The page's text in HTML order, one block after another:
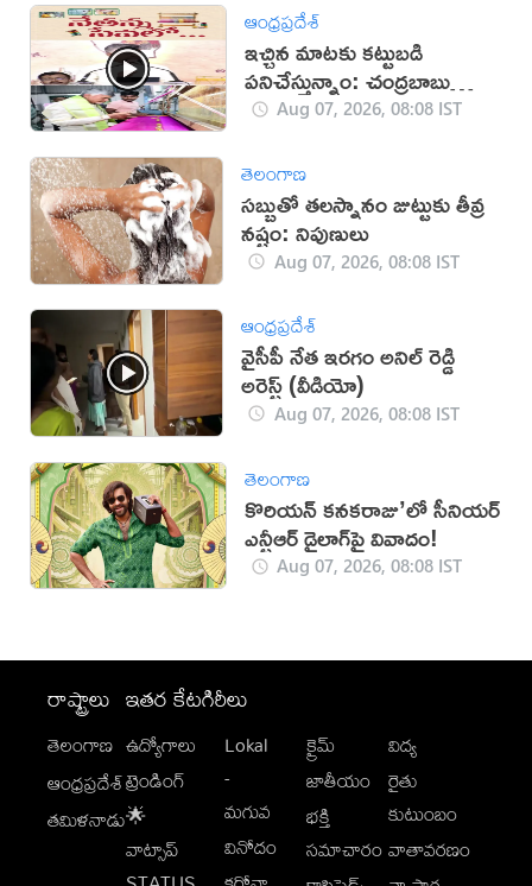
ఆంధ్రప్రదేశ్
ఇచ్చిన మాటకు కట్టుబడి
పనిచేస్తున్నాం: చంద్రబాబు
(వీడియో)
Aug 07, 2026, 08:08 IST
తెలంగాణ
సబ్బుతో తలస్నానం జుట్టుకు తీవ్ర
నష్టం: నిపుణులు
Aug 07, 2026, 08:08 IST
ఆంధ్రప్రదేశ్
వైసీపీ నేత ఇరగం అనిల్ రెడ్డి
అరెస్ట్ (వీడియో)
Aug 07, 2026, 08:08 IST
తెలంగాణ
కొరియన్ కనకరాజు’లో సీనియర్
ఎన్టీఆర్ డైలాగ్‌పై వివాదం!
Aug 07, 2026, 08:08 IST
రాష్ట్రాలు
తెలంగాణ
ఆంధ్రప్రదేశ్
తమిళనాడు
ఇతర కేటగిరీలు
ఉద్యోగాలు
ట్రెండింగ్
🌟
వాట్సాప్
Lokal
-
మగువ
వినోదం
క్రైమ్
జాతీయం
భక్తి
సమాచారం
విద్య
రైతు
కుటుంబం
వాతావరణం